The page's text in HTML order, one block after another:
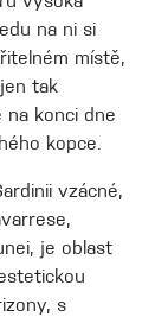
na ni si
místě,
tak
na konci dne
kopce.
vzácné,
je oblast
s